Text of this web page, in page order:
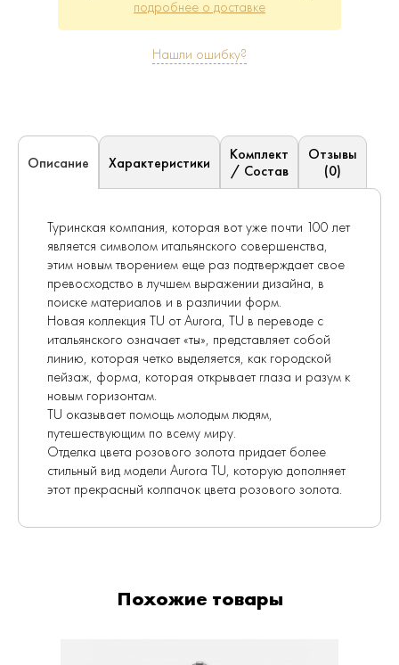
подробнее о доставке
Нашли ошибку?
Описание Характеристики
Комплект
/ Состав
Отзывы
(0)
Туринская компания, которая вот уже почти 100 лет
является символом итальянского совершенства,
этим новым творением еще раз подтверждает свое
превосходство в лучшем выражении дизайна, в
поиске материалов и в различии форм.
Новая коллекция TU от Aurora, TU в переводе с
итальянского означает «ты», представляет собой
линию, которая четко выделяется, как городской
пейзаж, форма, которая открывает глаза и разум к
новым горизонтам.
TU оказывает помощь молодым людям,
путешествующим по всему миру.
Отделка цвета розового золота придает более
стильный вид модели Aurora TU, которую дополняет
этот прекрасный колпачок цвета розового золота.
Похожие товары